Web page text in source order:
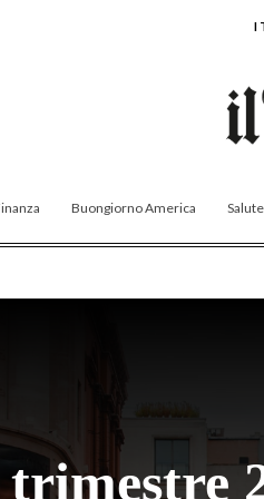
Buongiorno America Salute